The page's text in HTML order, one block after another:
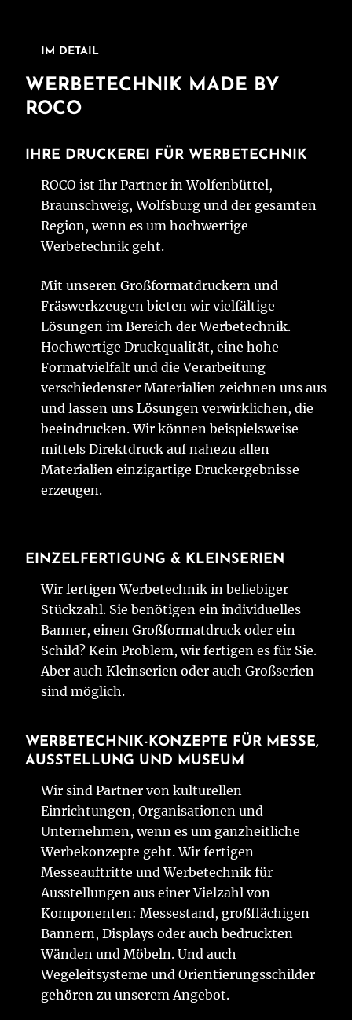
IM DETAIL
WERBETECHNIK MADE BY
ROCO
IHRE DRUCKEREI FÜR WERBETECHNIK
ROCO ist Ihr Partner in Wolfenbüttel,
Braunschweig, Wolfsburg und der gesamten
Region, wenn es um hochwertige
Werbetechnik geht.
Mit unseren Großformatdruckern und
Fräswerkzeugen bieten wir vielfältige
Lösungen im Bereich der Werbetechnik.
Hochwertige Druckqualität, eine hohe
Formatvielfalt und die Verarbeitung
verschiedenster Materialien zeichnen uns aus
und lassen uns Lösungen verwirklichen, die
beeindrucken. Wir können beispielsweise
mittels Direktdruck auf nahezu allen
Materialien einzigartige Druckergebnisse
erzeugen.
EINZELFERTIGUNG & KLEINSERIEN
Wir fertigen Werbetechnik in beliebiger
Stückzahl. Sie benötigen ein individuelles
Banner, einen Großformatdruck oder ein
Schild? Kein Problem, wir fertigen es für Sie.
Aber auch Kleinserien oder auch Großserien
sind möglich.
WERBETECHNIK-KONZEPTE FÜR MESSE,
AUSSTELLUNG UND MUSEUM
Wir sind Partner von kulturellen
Einrichtungen, Organisationen und
Unternehmen, wenn es um ganzheitliche
Werbekonzepte geht. Wir fertigen
Messeauftritte und Werbetechnik für
Ausstellungen aus einer Vielzahl von
Komponenten: Messestand, großflächigen
Bannern, Displays oder auch bedruckten
Wänden und Möbeln. Und auch
Wegeleitsysteme und Orientierungsschilder
gehören zu unserem Angebot.